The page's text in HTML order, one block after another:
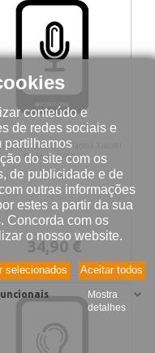
conteúdo e
de redes sociais e
partilhamos
do site com os
de publicidade e de
outras informações
estes a partir da sua
Concorda com os
o nosso website.
Aceitar todos
selecionados
Mostra
detalhes
microfone Xiaomi Xiaomi
Redmi A2/A2+
34,90 €